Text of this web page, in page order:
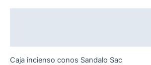
Caja incienso conos Sandalo Sac